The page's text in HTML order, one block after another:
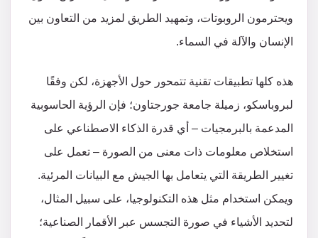
ويحترمون الروبوتات، وتمهيد الطريق لمزيد من التعاون بين
الإنسان والآلة في السماء.
هذه كلها تطبيقات تقنية تتمحور حول الأجهزة، لكن وفقًا
لبروباسكو، زميلة جامعة جورجتاون؛ فإن الرؤية الحاسوبية
المدعمة بالبرمجيات – أي قدرة الذكاء الاصطناعي على
استخلاص معلومات ذات معنى من الصورة – تعمل على
تغيير الطريقة التي يتعامل بها الجيش مع البيانات المرئية.
ويمكن استخدام مثل هذه التكنولوجيا، على سبيل المثال،
لتحديد الأشياء في صورة التجسس عبر الأقمار الصناعية؛